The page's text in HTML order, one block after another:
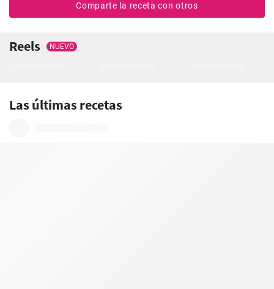
Comparte la receta con otros
Reels NUEVO
Las últimas recetas